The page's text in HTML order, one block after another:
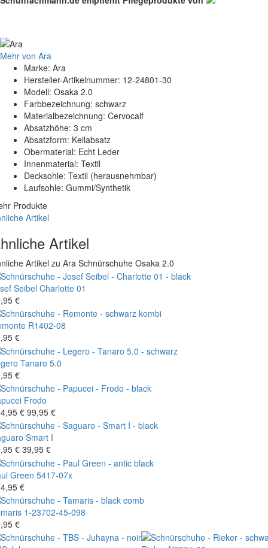
Mehr von Ara
Marke: Ara
Hersteller-Artikelnummer: 12-24801-30
Modell: Osaka 2.0
Farbbezeichnung: schwarz
Materialbezeichnung: Cervocalf
Absatzhöhe: 3 cm
Absatzform: Keilabsatz
Obermaterial: Echt Leder
Innenmaterial: Textil
Decksohle: Textil (herausnehmbar)
Laufsohle: Gummi/Synthetik
Produkte
Artikel
Artikel
Artikel zu Ara Schnürschuhe Osaka 2.0
Seibel Charlotte 01
€
R1402-08
€
Tanaro 5.0
€
Frodo
€ 99,95 €
Smart I
€ 39,95 €
Green 5417-07x
€
1-23702-45-098
€